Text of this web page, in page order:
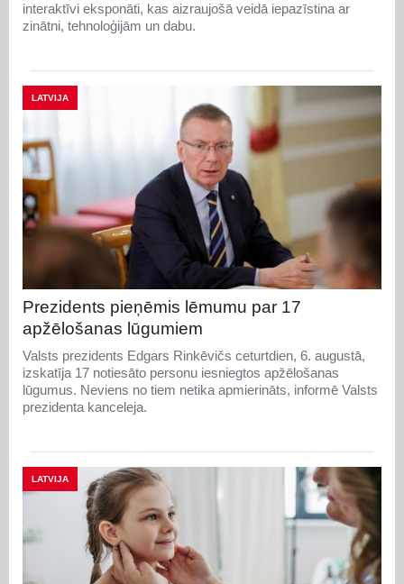
interaktīvi eksponāti, kas aizraujošā veidā iepazīstina ar
zinātni, tehnoloģijām un dabu.
LATVIJA
Prezidents pieņēmis lēmumu par 17
apžēlošanas lūgumiem
Valsts prezidents Edgars Rinkēvičs ceturtdien, 6. augustā,
izskatīja 17 notiesāto personu iesniegtos apžēlošanas
lūgumus. Neviens no tiem netika apmierināts, informē Valsts
prezidenta kanceleja.
LATVIJA